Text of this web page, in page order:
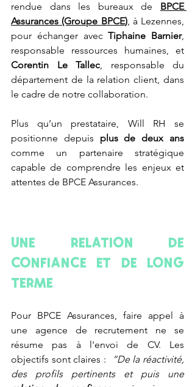
rendue dans les bureaux de BPCE
Assurances (Groupe BPCE), à Lezennes,
pour échanger avec Tiphaine Barnier,
Corentin Le Tallec, responsable du
département de la relation client, dans
le cadre de notre collaboration.
Plus qu’un prestataire, Will RH se
positionne depuis plus de deux ans
comme un partenaire stratégique
capable de comprendre les enjeux et
attentes de BPCE Assurances.
Une relation de
confiance et de long
terme
Pour BPCE Assurances, faire appel à
une agence de recrutement ne se
résume pas à l'envoi de CV. Les
objectifs sont claires :
“De la réactivité,
des profils pertinents et puis une